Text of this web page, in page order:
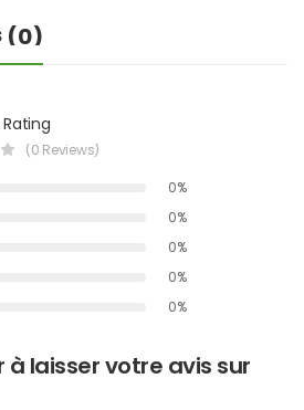
(0)
(0 Reviews)
0%
0%
0%
0%
0%
à laisser votre avis sur